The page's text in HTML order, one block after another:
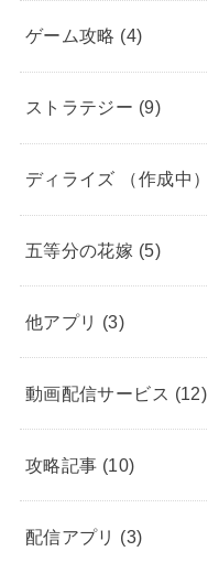
ゲーム攻略 (4)
ストラテジー (9)
ディライズ （作成中）
五等分の花嫁 (5)
他アプリ (3)
動画配信サービス (12)
攻略記事 (10)
配信アプリ (3)